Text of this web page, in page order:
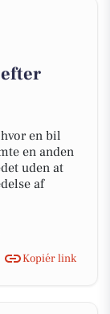
en bil
en anden
uden at
af
Kopiér link